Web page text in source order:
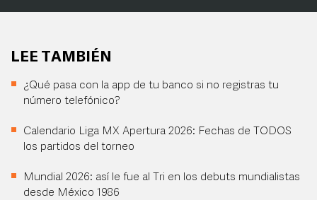
LEE TAMBIÉN
¿Qué pasa con la app de tu banco si no registras tu
número telefónico?
Calendario Liga MX Apertura 2026: Fechas de TODOS
los partidos del torneo
Mundial 2026: así le fue al Tri en los debuts mundialistas
desde México 1986